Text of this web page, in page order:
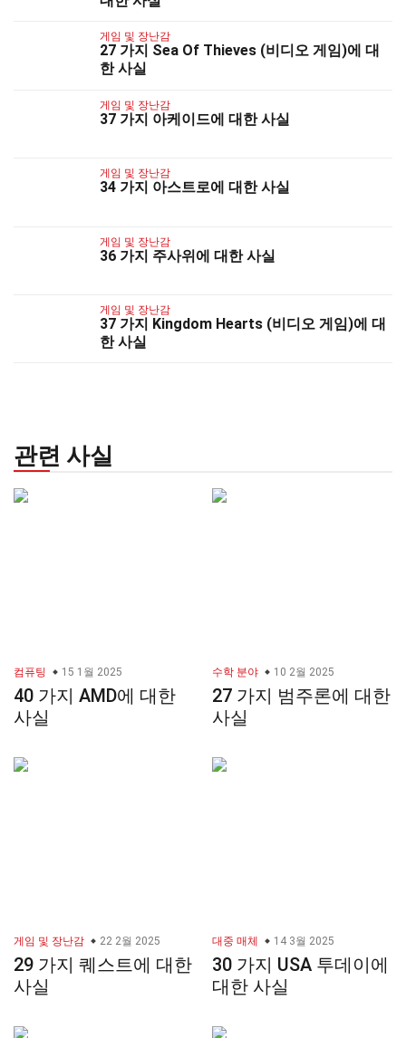
게임 및 장난감
27 가지 Sea Of Thieves (비디오 게임)에 대
한 사실
게임 및 장난감
37 가지 아케이드에 대한 사실
게임 및 장난감
34 가지 아스트로에 대한 사실
게임 및 장난감
36 가지 주사위에 대한 사실
게임 및 장난감
37 가지 Kingdom Hearts (비디오 게임)에 대
한 사실
관련 사실
컴퓨팅 15 1월 2025
40 가지 AMD에 대한
사실
수학 분야 10 2월 2025
27 가지 범주론에 대한
사실
게임 및 장난감 22 2월 2025
29 가지 퀘스트에 대한
사실
대중 매체 14 3월 2025
30 가지 USA 투데이에
대한 사실